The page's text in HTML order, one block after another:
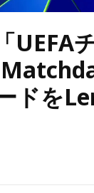
UEFA
ドを